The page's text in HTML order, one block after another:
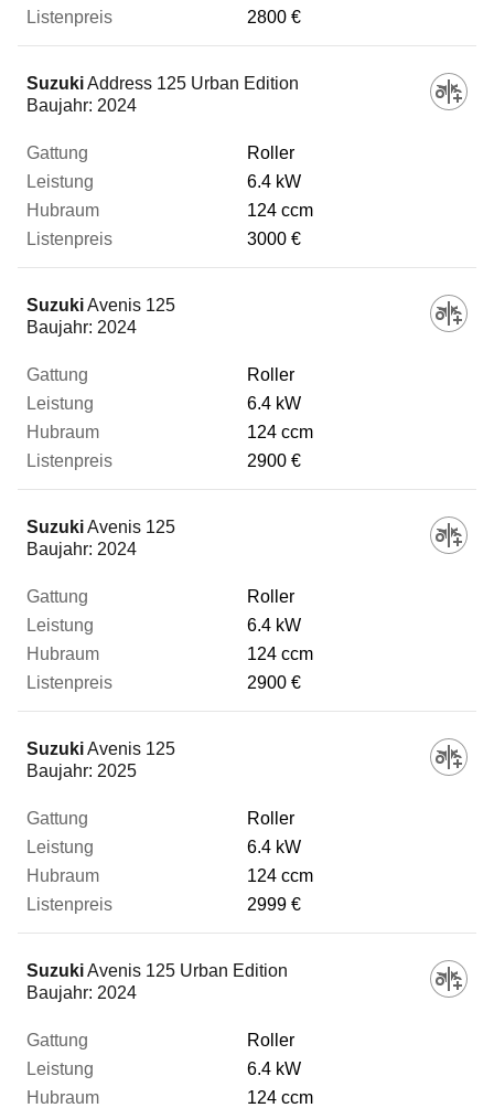
2800 €
SuzukiAddress 125 Urban Edition
Baujahr: 2024
Roller
6.4 kW
124 ccm
3000 €
SuzukiAvenis 125
Baujahr: 2024
Roller
6.4 kW
124 ccm
2900 €
SuzukiAvenis 125
Baujahr: 2024
Roller
6.4 kW
124 ccm
2900 €
SuzukiAvenis 125
Baujahr: 2025
Roller
6.4 kW
124 ccm
2999 €
SuzukiAvenis 125 Urban Edition
Baujahr: 2024
Roller
6.4 kW
124 ccm